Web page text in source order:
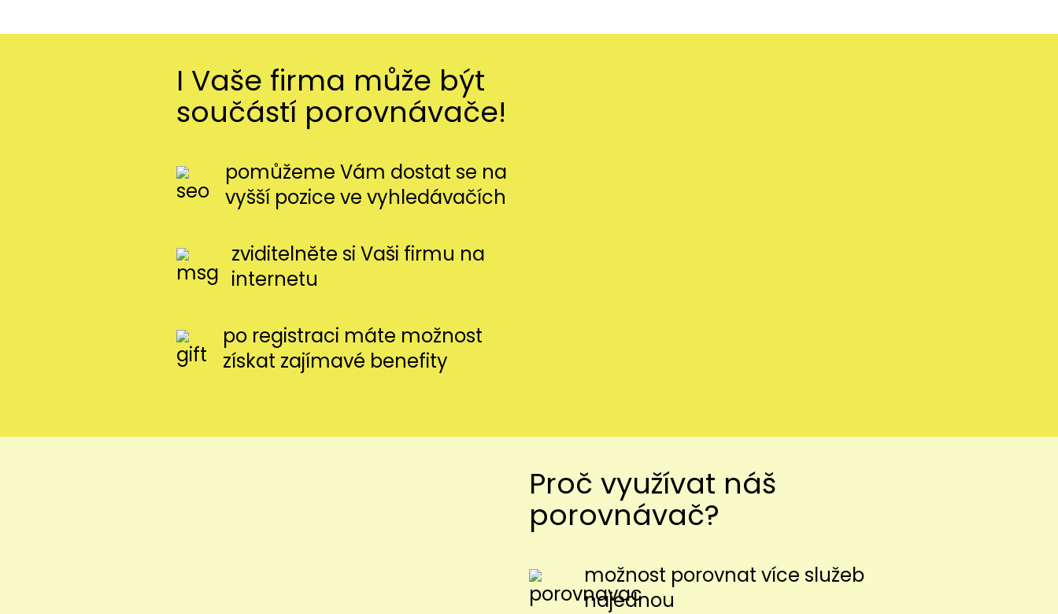
I Vaše firma může být
součástí porovnávače!
pomůžeme Vám dostat se na
vyšší pozice ve vyhledávačích
zviditelněte si Vaši firmu na
internetu
po registraci máte možnost
získat zajímavé benefity
Proč využívat náš
porovnávač?
možnost porovnat více služeb
najednou